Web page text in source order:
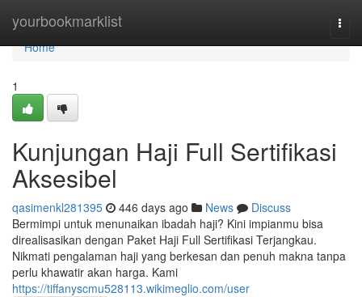
yourbookmarklist
Home
Home
1
Kunjungan Haji Full Sertifikasi
Aksesibel
qasimenkl281395 446 days ago News
Discuss
Bermimpi untuk menunaikan ibadah haji? Kini impianmu bisa
direalisasikan dengan Paket Haji Full Sertifikasi Terjangkau.
Nikmati pengalaman haji yang berkesan dan penuh makna tanpa
perlu khawatir akan harga. Kami
https://tiffanyscmu528113.wikimeglio.com/user